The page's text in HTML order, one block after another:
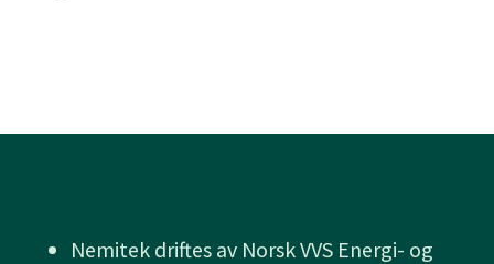
Nemitek driftes av Norsk VVS Energi- og